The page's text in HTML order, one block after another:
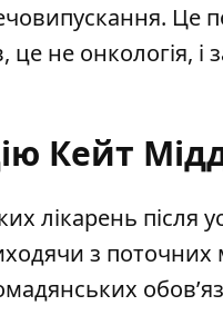
Це
це не онкологія, і
Кейт
лікарень після
з